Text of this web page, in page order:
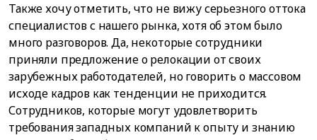
Также хочу отметить, что не вижу серьезного оттока
специалистов с нашего рынка, хотя об этом было
много разговоров. Да, некоторые сотрудники
приняли предложение о релокации от своих
зарубежных работодателей, но говорить о массовом
исходе кадров как тенденции не приходится.
Сотрудников, которые могут удовлетворить
требования западных компаний к опыту и знанию